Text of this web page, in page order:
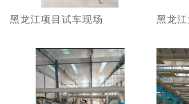
黑龙江项目试车现场 黑龙